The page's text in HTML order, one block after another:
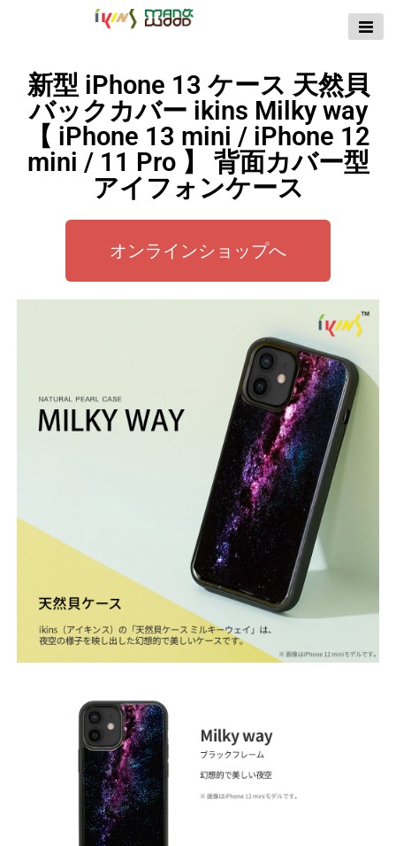
【公式サイト】
ikins天然貝ケース
｜Man&Wood天然
木ケース
新型 iPhone 13 ケース 天然貝
バックカバー ikins Milky way
【 iPhone 13 mini / iPhone 12
mini / 11 Pro 】 背面カバー型
アイフォンケース
オンラインショップへ